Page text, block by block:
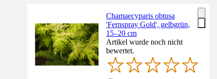
Chamaecyparis obtusa
'Fernspray Gold', gelbgrün,
15–20 cm
Artikel wurde noch nicht
bewertet.